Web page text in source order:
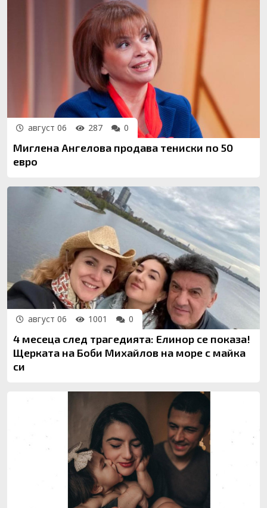
Миглена Ангелова продава тениски по 50
евро
август 06 287 0
4 месеца след трагедията: Елинор се показа!
Щерката на Боби Михайлов на море с майка
си
август 06 1001 0